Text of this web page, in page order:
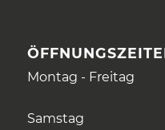
Montag - Freitag
Samstag